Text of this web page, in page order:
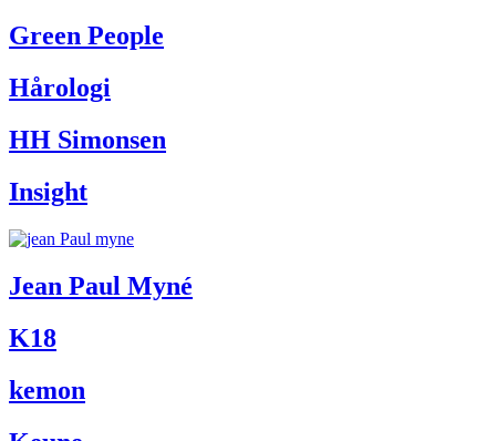
Green People
Hårologi
HH Simonsen
Insight
Jean Paul Myné
K18
kemon